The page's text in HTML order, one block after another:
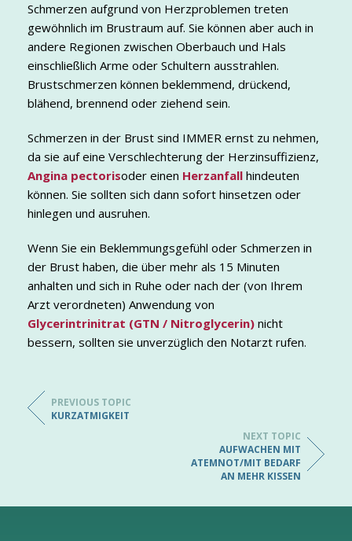
Schmerzen aufgrund von Herzproblemen treten
gewöhnlich im Brustraum auf. Sie können aber auch in
andere Regionen zwischen Oberbauch und Hals
einschließlich Arme oder Schultern ausstrahlen.
Brustschmerzen können beklemmend, drückend,
blähend, brennend oder ziehend sein.
Schmerzen in der Brust sind IMMER ernst zu nehmen,
da sie auf eine Verschlechterung der Herzinsuffizienz,
Angina pectorisoder einen Herzanfall hindeuten
können. Sie sollten sich dann sofort hinsetzen oder
hinlegen und ausruhen.
Wenn Sie ein Beklemmungsgefühl oder Schmerzen in
der Brust haben, die über mehr als 15 Minuten
anhalten und sich in Ruhe oder nach der (von Ihrem
Arzt verordneten) Anwendung von
Glycerintrinitrat (GTN / Nitroglycerin) nicht
bessern, sollten sie unverzüglich den Notarzt rufen.
PREVIOUS TOPIC
KURZATMIGKEIT
NEXT TOPIC
AUFWACHEN MIT
ATEMNOT/MIT BEDARF
AN MEHR KISSEN